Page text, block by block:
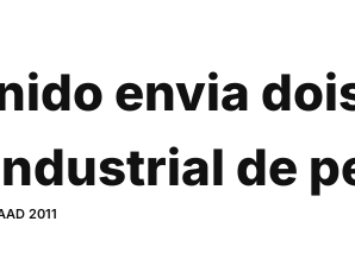
envia
de
2011